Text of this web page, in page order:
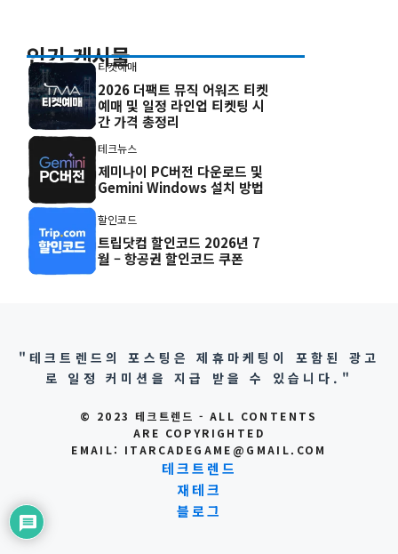
인기 게시물
티켓예매
2026 더팩트 뮤직 어워즈 티켓
예매 및 일정 라인업 티켓팅 시
간 가격 총정리
테크뉴스
제미나이 PC버전 다운로드 및
Gemini Windows 설치 방법
할인코드
트립닷컴 할인코드 2026년 7
월 – 항공권 할인코드 쿠폰
"테크트렌드의 포스팅은 제휴마케팅이 포함된 광고
로 일정 커미션을 지급 받을 수 있습니다."
© 2023 테크트렌드 - ALL CONTENTS
ARE COPYRIGHTED
EMAIL: ITARCADEGAME@GMAIL.COM
테크트렌드
재테크
블로그